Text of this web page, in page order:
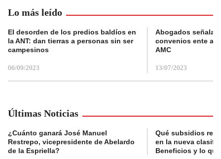
Lo más leído
El desorden de los predios baldíos en
la ANT: dan tierras a personas sin ser
campesinos
06/09/2023
Abogados
convenios ente
AMC
13/07/2023
Últimas Noticias
¿Cuánto ganará José Manuel
Restrepo, vicepresidente de Abelardo
de la Espriella?
Qué subsidios
en la nueva
Beneficios y lo